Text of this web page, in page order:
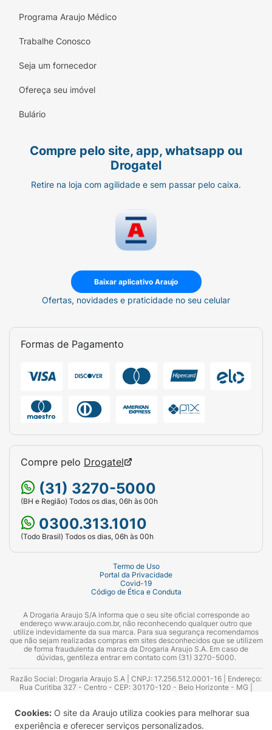
Cookies: O site da Araujo utiliza cookies para melhorar sua
experiência e oferecer serviços personalizados.
Programa Araujo Médico
Trabalhe Conosco
Seja um fornecedor
Ofereça seu imóvel
Bulário
Compre pelo site, app, whatsapp ou
Drogatel
Retire na loja com agilidade e sem passar pelo caixa.
Baixar aplicativo Araujo
Ofertas, novidades e praticidade no seu celular
Formas de Pagamento
Compre pelo Drogatel
(31) 3270-5000
(BH e Região) Todos os dias, 06h às 00h
0300.313.1010
(Todo Brasil) Todos os dias, 06h às 00h
Termo de Uso
Portal da Privacidade
Covid-19
Código de Ética e Conduta
A Drogaria Araujo S/A informa que o seu site oficial corresponde ao
endereço www.araujo.com.br, não reconhecendo qualquer outro que
utilize indevidamente da sua marca. Para sua segurança recomendamos
que não sejam realizadas compras em sites desconhecidos que se utilizem
de forma fraudulenta da marca da Drogaria Araujo S.A. Em caso de
dúvidas, gentileza entrar em contato com (31) 3270-5000.
Razão Social: Drogaria Araujo S.A | CNPJ: 17.256.512.0001-16 | Endereço:
Rua Curitiba 327 - Centro - CEP: 30170-120 - Belo Horizonte - MG |
Azevedo Guimarães – CRF 10.965 | Yasmin Silva Alvarenga – CRF 52.584 -
Consultor substituto: Thiago Aguiar Pinheiro - CRF Nº 13.748. Alvará